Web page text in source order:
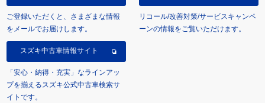
ご登録いただくと、さまざまな情報
をメールでお届けします。
リコール/改善対策/サービスキャンペ
ーンの情報をご覧いただけます。
スズキ中古車情報サイト
「安心・納得・充実」なラインアッ
プを揃えるスズキ公式中古車検索サ
イトです。